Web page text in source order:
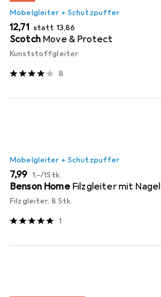
Möbelgleiter + Schutzpuffer
EUR
12,71 statt EUR
13,86
Scotch Move & Protect
Kunststoffgleiter
8
Möbelgleiter + Schutzpuffer
EUR
7,99 EUR
1,–/1Stk.
Benson Home Filzgleiter mit Nagel
Filzgleiter, 8 Stk.
1